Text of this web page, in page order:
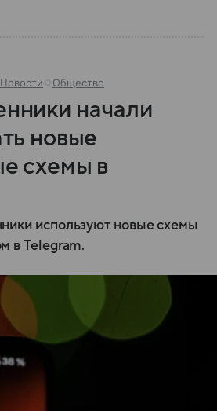
Общество
начали
новые
схемы в
используют новые схемы
в Telegram.